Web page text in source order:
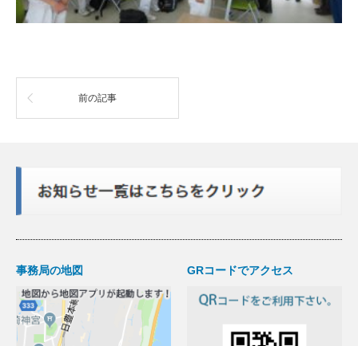
前の記事
事務局の地図 GRコードでアクセス